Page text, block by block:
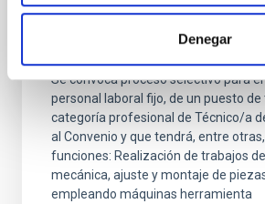
Denegar
Se convoca proceso selectivo para
personal laboral fijo, de un puesto de
categoría profesional de Técnico/a
al Convenio y que tendrá, entre
funciones: Realización de trabajos
mecánica, ajuste y montaje de
empleando máquinas herramienta